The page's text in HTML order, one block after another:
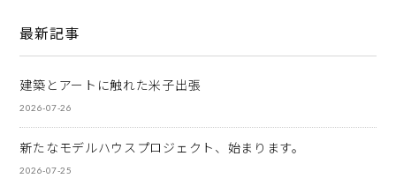
最新記事
建築とアートに触れた米子出張
2026-07-26
新たなモデルハウスプロジェクト、始まります。
2026-07-25